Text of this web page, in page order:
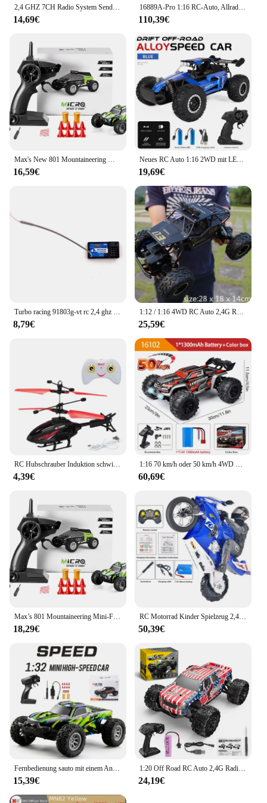
2,4 GHZ 7CH Radio System Sender Empfänger mit Fernbedienung Led Licht Winde Kanäle Upgrade Teile Für RC Auto Boot tank
14,69€
16889A-Pro 1:16 RC-Auto, Allradantrieb, RC-Auto, 45 km/h, hohe Geschwindigkeit, 2840 bürstenloses Kraftfahrzeug, Geländewagen mit LED-Licht, 2 Batterien
110,39€
16,59€
Neues RC Auto 1:16 2WD mit LED-Licht 2,4g 20 km/h Hochgeschwindigkeits-Offroad-Klettern Fernbedienung Auto Spielzeug Geschenke für Jungen Mädchen Kinder
19,69€
8,79€ 25,59€
4,39€ 60,69€
18,29€
RC Motorrad Kinder Spielzeug 2,4g Fernbedienung Motorrad Hoch geschwindigkeit rennen Drift Stunt Auto Spielzeug für Jungen Kinder Spielzeug Kinder Geschenke
50,39€
Fernbedienung sauto mit einem Anteil von 1:32, fern gesteuertes Auto mit maximal 20 km/h, 2,4 GHz Hochgeschwindigkeits-Elektro spielzeug auto für den Außenbereich
15,39€
1:20 Off Road RC Auto 2,4G Radio Fernbedienung Autos RTR High Speed Klettern Drift Fernbedienung Monster Truck Spielzeug für Kinder
24,19€